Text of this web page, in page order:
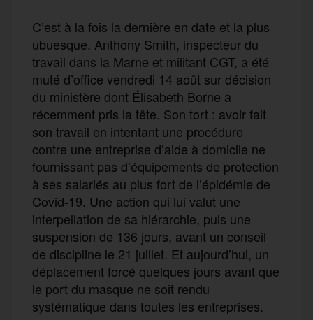
C’est à la fois la dernière en date et la plus
ubuesque. Anthony Smith, inspecteur du
travail dans la Marne et militant CGT, a été
muté d’office vendredi 14 août sur décision
du ministère dont Élisabeth Borne a
récemment pris la tête. Son tort : avoir fait
son travail en intentant une procédure
contre une entreprise d’aide à domicile ne
fournissant pas d’équipements de protection
à ses salariés au plus fort de l’épidémie de
Covid-19. Une action qui lui valut une
interpellation de sa hiérarchie, puis une
suspension de 136 jours, avant un conseil
de discipline le 21 juillet. Et aujourd’hui, un
déplacement forcé quelques jours avant que
le port du masque ne soit rendu
systématique dans toutes les entreprises.